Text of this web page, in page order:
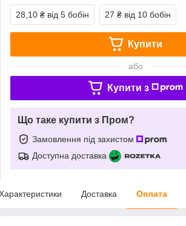
28,10 ₴ від 5 бобін 27 ₴ від 10 бобін
Купити
або
Купити з
Що таке купити з Пром?
Замовлення під захистом
Доступна доставка
Доставка Оплата